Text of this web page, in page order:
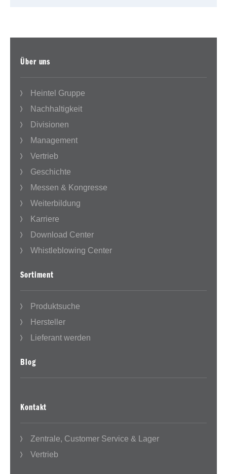
Über uns
Heintel Gruppe
Nachhaltigkeit
Divisionen
Management
Vertrieb
Geschichte
Messen & Kongresse
Weiterbildung
Karriere
Download Center
Whistleblowing Center
Sortiment
Produktsuche
Hersteller
Lieferant werden
Blog
Kontakt
Zentrale, Customer Service & Lager
Vertrieb